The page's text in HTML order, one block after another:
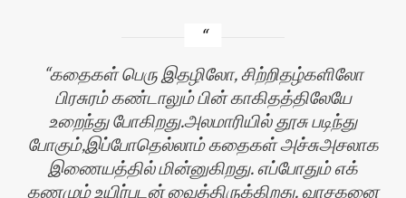
கதைகள் பெரு இதழிலோ, சிற்றிதழ்களிலோ
பிரசுரம் கண்டாலும் பின் காகிதத்திலேயே
உறைந்து போகிறது.அலமாரியில் தூசு படிந்து
போகும்,இப்போதெல்லாம் கதைகள் அச்சுஅசலாக
இணையத்தில் மின்னுகிறது. எப்போதும் எக்
கணமும் உயிர்புடன் வைத்திருக்கிறது. வாசகனை